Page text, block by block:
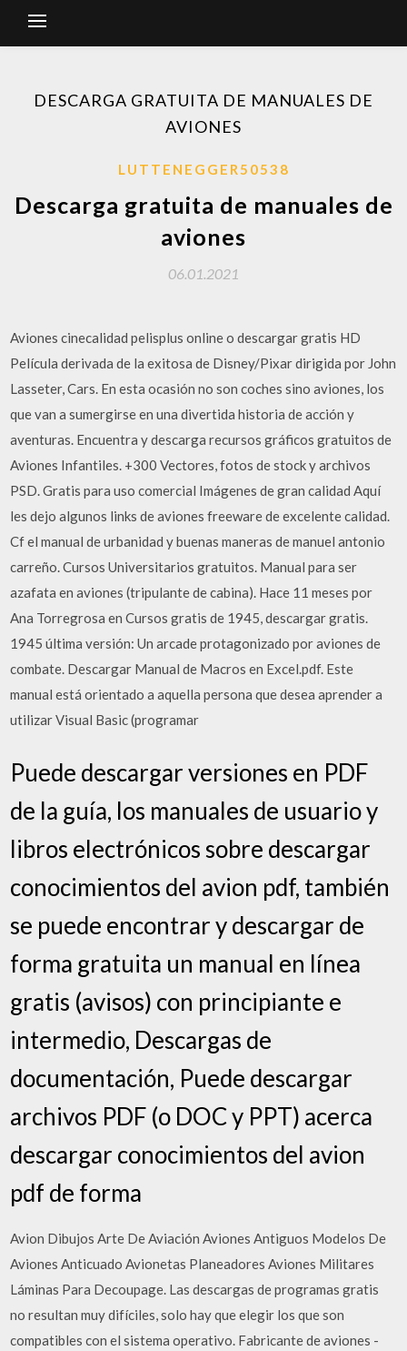
DESCARGA GRATUITA DE MANUALES DE
AVIONES
LUTTENEGGER50538
Descarga gratuita de manuales de
aviones
06.01.2021
Aviones cinecalidad pelisplus online o descargar gratis HD
Película derivada de la exitosa de Disney/Pixar dirigida por John
Lasseter, Cars. En esta ocasión no son coches sino aviones, los
que van a sumergirse en una divertida historia de acción y
aventuras. Encuentra y descarga recursos gráficos gratuitos de
Aviones Infantiles. +300 Vectores, fotos de stock y archivos
PSD. Gratis para uso comercial Imágenes de gran calidad Aquí
les dejo algunos links de aviones freeware de excelente calidad.
Cf el manual de urbanidad y buenas maneras de manuel antonio
carreño. Cursos Universitarios gratuitos. Manual para ser
azafata en aviones (tripulante de cabina). Hace 11 meses por
Ana Torregrosa en Cursos gratis de 1945, descargar gratis.
1945 última versión: Un arcade protagonizado por aviones de
combate. Descargar Manual de Macros en Excel.pdf. Este
manual está orientado a aquella persona que desea aprender a
utilizar Visual Basic (programar
Puede descargar versiones en PDF
de la guía, los manuales de usuario y
libros electrónicos sobre descargar
conocimientos del avion pdf, también
se puede encontrar y descargar de
forma gratuita un manual en línea
gratis (avisos) con principiante e
intermedio, Descargas de
documentación, Puede descargar
archivos PDF (o DOC y PPT) acerca
descargar conocimientos del avion
pdf de forma
Avion Dibujos Arte De Aviación Aviones Antiguos Modelos De
Aviones Anticuado Avionetas Planeadores Aviones Militares
Láminas Para Decoupage. Las descargas de programas gratis
no resultan muy difíciles, solo hay que elegir los que son
compatibles con el sistema operativo. Fabricante de aviones -